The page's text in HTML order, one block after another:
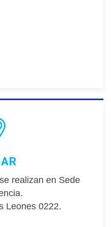
realizan en Sede
Leones 0222.